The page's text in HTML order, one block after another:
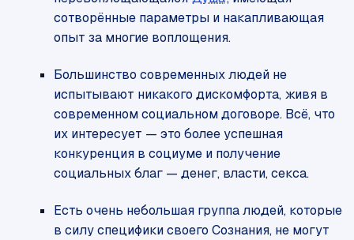
сотворённые параметры и накапливающая
опыт за многие воплощения.
Большинство современных людей не
испытывают никакого дискомфорта, живя в
современном социальном договоре. Всё, что
их интересует — это более успешная
конкуренция в социуме и получение
социальных благ — денег, власти, секса.
Есть очень небольшая группа людей, которые
в силу специфики своего Сознания, не могут